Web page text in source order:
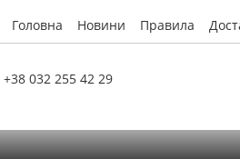
Головна Новини Правила
+38 032 255 42 29